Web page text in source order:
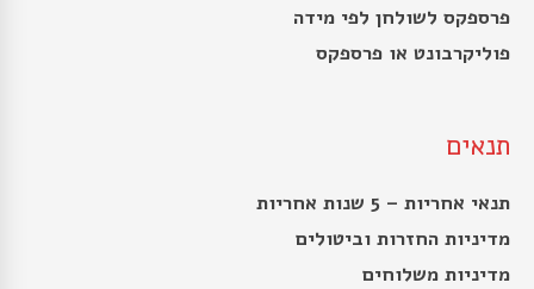
פרספקס לשולחן לפי מידה
פוליקרבונט או פרספקס
תנאים
תנאי אחריות – 5 שנות אחריות
מדיניות החזרות וביטולים
מדיניות משלוחים